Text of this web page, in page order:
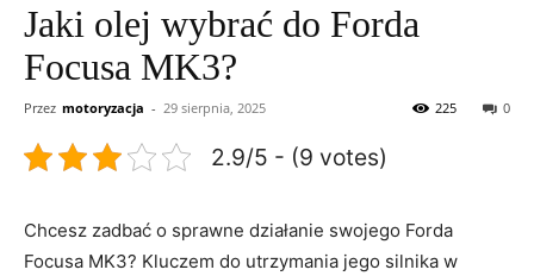
Jaki olej wybrać do Forda
Focusa MK3?
Przez motoryzacja - 29 sierpnia, 2025 0
225
2.9/5 - (9 votes)
Chcesz zadbać o sprawne ​działanie swojego Forda
Focusa MK3? Kluczem do⁢ utrzymania jego silnika w